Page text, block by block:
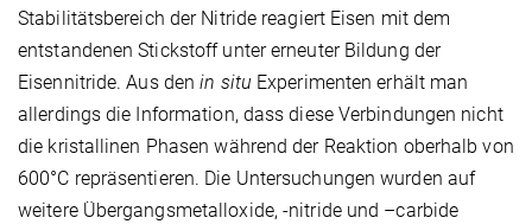
Stabilitätsbereich der Nitride reagiert Eisen mit dem
entstandenen Stickstoff unter erneuter Bildung der
Eisennitride. Aus denin situ Experimenten erhält man
allerdings die Information, dass diese Verbindungen nicht
die kristallinen Phasen während der Reaktion oberhalb von
600°C repräsentieren. Die Untersuchungen wurden auf
weitere Übergangsmetalloxide, -nitride und –carbide